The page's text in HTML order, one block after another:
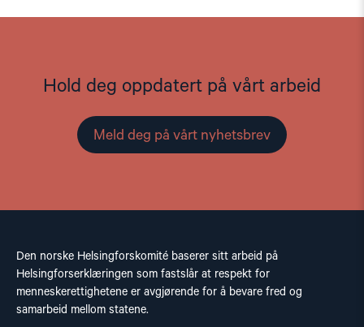
Hold deg oppdatert på vårt arbeid
Meld deg på vårt nyhetsbrev
Den norske Helsingforskomité baserer sitt arbeid på
Helsingforserklæringen som fastslår at respekt for
menneskerettighetene er avgjørende for å bevare fred og
samarbeid mellom statene.